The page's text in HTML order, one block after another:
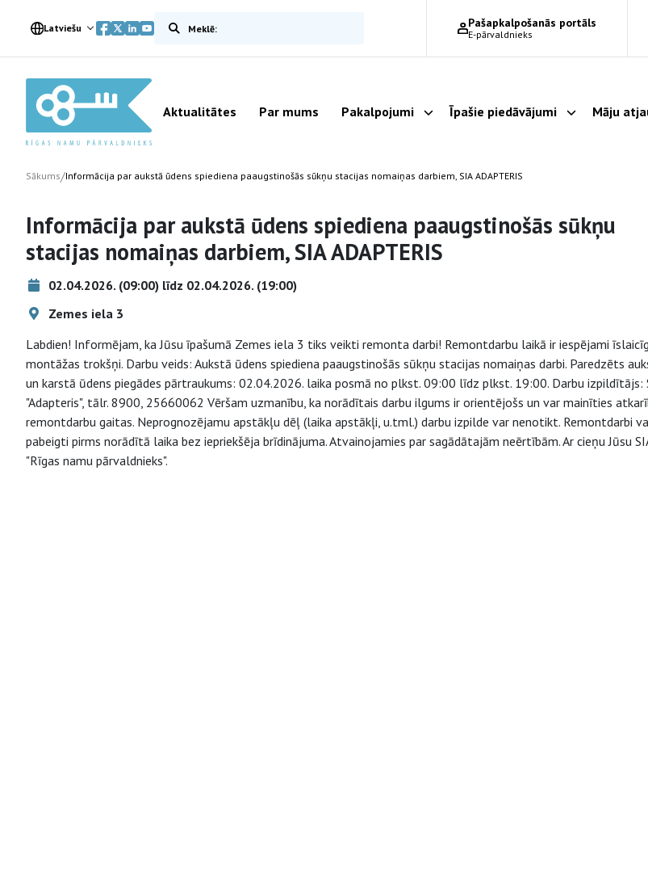
Latviešu Meklēt vietnē Pašapkalpošanās portāls
E-pārvaldnieks
Aktualitātes Par mums Pakalpojumi Parādīt apakšizvēlni
Īpašie piedāvājumi Parādīt
Māju
Sākums/Informācija par aukstā ūdens spiediena paaugstinošās sūkņu stacijas nomaiņas darbiem, SIA ADAPTERIS
Informācija par aukstā ūdens spiediena paaugstinošās sūkņu
stacijas nomaiņas darbiem, SIA ADAPTERIS
02.04.2026. (09:00) līdz 02.04.2026. (19:00)
Zemes iela 3
Labdien! Informējam, ka Jūsu īpašumā Zemes iela 3 tiks veikti remonta darbi! Remontdarbu laikā ir iespējami
montāžas trokšņi. Darbu veids: Aukstā ūdens spiediena paaugstinošās sūkņu stacijas nomaiņas darbi. Paredzēts
un karstā ūdens piegādes pārtraukums: 02.04.2026. laika posmā no plkst. 09:00 līdz plkst. 19:00. Darbu izpildītājs:
"Adapteris", tālr. 8900, 25660062 Vēršam uzmanību, ka norādītais darbu ilgums ir orientējošs un var mainīties
remontdarbu gaitas. Neprognozējamu apstākļu dēļ (laika apstākļi, u.tml.) darbu izpilde var nenotikt. Remontdarbi
pabeigti pirms norādītā laika bez iepriekšēja brīdinājuma. Atvainojamies par sagādātajām neērtībām. Ar cieņu Jūsu
"Rīgas namu pārvaldnieks".